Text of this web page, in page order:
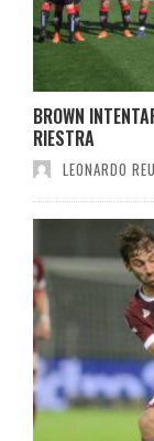
BROWN
RIESTRA
LEONARDO